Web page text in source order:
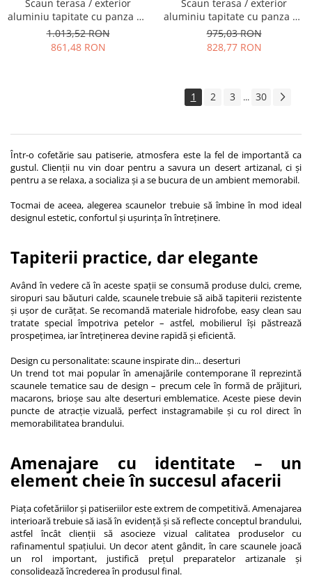
Scaun terasa / exterior
aluminiu tapitate cu panza RS
056
1.013,52 RON
861,48 RON
Scaun terasa / exterior
aluminiu tapitate cu panza RS
060
975,03 RON
828,77 RON
1 2 3 ... 30
Într-o cofetărie sau patiserie, atmosfera este la fel de importantă ca
gustul. Clienții nu vin doar pentru a savura un desert artizanal, ci și
pentru a se relaxa, a socializa și a se bucura de un ambient memorabil.
Tocmai de aceea, alegerea scaunelor trebuie să îmbine în mod ideal
designul estetic, confortul și ușurința în întreținere.
Tapiterii practice, dar elegante
Având în vedere că în aceste spații se consumă produse dulci, creme,
siropuri sau băuturi calde, scaunele trebuie să aibă tapiterii rezistente
și ușor de curățat. Se recomandă materiale hidrofobe, easy clean sau
tratate special împotriva petelor – astfel, mobilierul își păstrează
prospețimea, iar întreținerea devine rapidă și eficientă.
Design cu personalitate: scaune inspirate din... deserturi
Un trend tot mai popular în amenajările contemporane îl reprezintă
scaunele tematice sau de design – precum cele în formă de prăjituri,
macarons, brioșe sau alte deserturi emblematice. Aceste piese devin
puncte de atracție vizuală, perfect instagramabile și cu rol direct în
memorabilitatea brandului.
Amenajare cu identitate – un
element cheie în succesul afacerii
Piața cofetăriilor și patiseriilor este extrem de competitivă. Amenajarea
interioară trebuie să iasă în evidență și să reflecte conceptul brandului,
astfel încât clienții să asocieze vizual calitatea produselor cu
rafinamentul spațiului. Un decor atent gândit, în care scaunele joacă
un rol important, justifică prețul preparatelor artizanale și
consolidează încrederea în produsul final.